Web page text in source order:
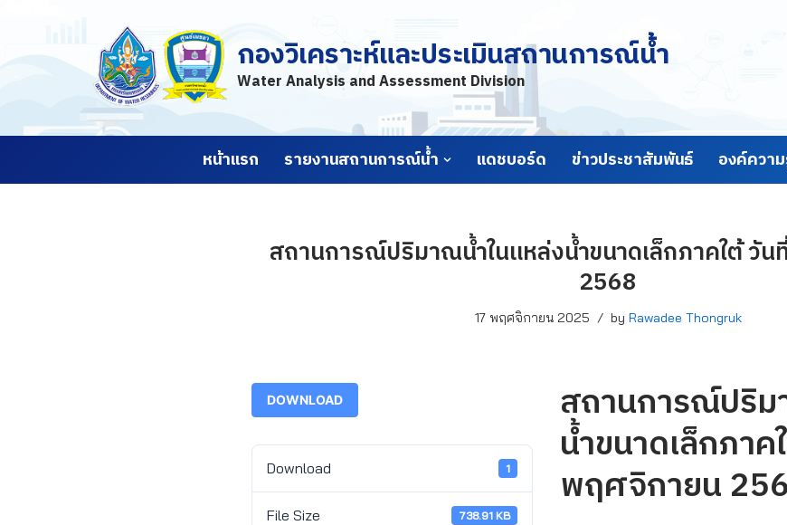
กองวิเคราะห์และประเมินสถานการณ์น้ำ
Water Analysis and Assessment Division
หน้าแรก รายงานสถานการณ์น้ำ แดชบอร์ด ข่าวประชาสัมพันธ์ องค์ควา
สถานการณ์ปริมาณน้ำในแหล่งน้ำขนาดเล็กภาคใต้ วั
2568
17 พฤศจิกายน 2025 by Rawadee Thongruk
DOWNLOAD
Download 1
File Size 738.91 KB
สถานการณ์ปริม
น้ำขนาดเล็กภา
พฤศจิกายน